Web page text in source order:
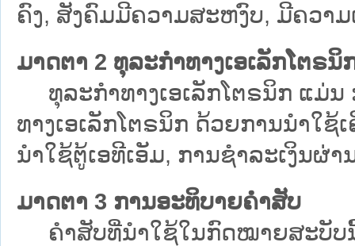
ຄົງ, ສັງຄົມມີຄວາມສະຫງົບ, ມີຄວາ
ມາດຕາ 2 ທຸລະກຳທາງເອເລັກໂຕຣນິ
ທຸລະກຳທາງເອເລັກໂຕຣນິກ ແມ່ນ
ທາງເອເລັກໂຕຣນິກ ດ້ວຍການນຳໃຊ້
ນຳໃຊ້ຕູ້ເອທີເອັມ, ການຊຳລະເງິນຜ່
ມາດຕາ 3 ການອະທິບາຍຄຳສັບ
ຄຳສັບທີ່ນຳໃຊ້ໃນກົດໝາຍສະບັບ